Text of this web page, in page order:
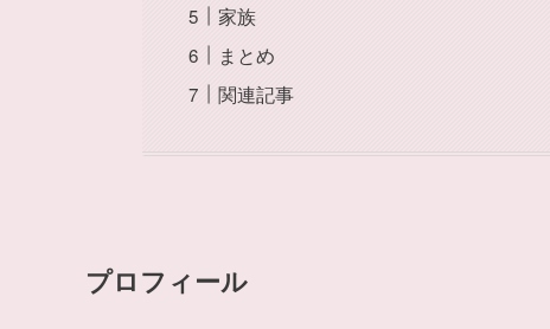
家族
まとめ
関連記事
プロフィール